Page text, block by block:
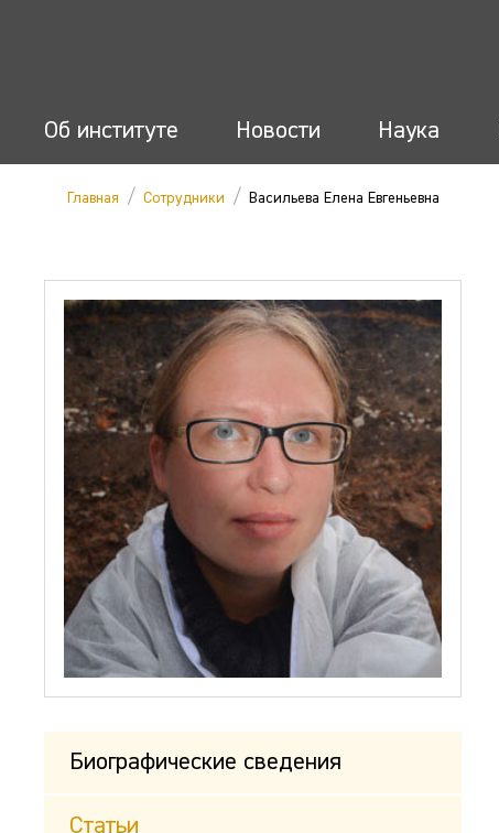
Об институте Новости Наука
Главная / Сотрудники / Васильева Елена Евгеньевна
Биографические сведения
Статьи